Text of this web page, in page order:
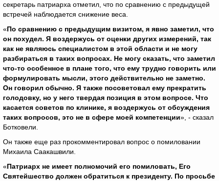
секретарь патриарха отметил, что по сравнению с предыдущей
встречей наблюдается снижение веса.
«По сравнению с предыдущим визитом, я явно заметил, что
он похудел. Я воздержусь от оценки других измерений, так
как не являюсь специалистом в этой области и не могу
разбираться в таких вопросах. Не могу сказать, что заметил
что-то особенное в плане того, что ему трудно говорить или
формулировать мысли, этого действительно не заметно.
Он говорил обычно. Я также посоветовал ему прекратить
голодовку, но у него твердая позиция в этом вопросе. Что
касается советов по клинике, я воздержусь от обсуждения
таких вопросов, это не в сфере моей компетенции», - сказал
Ботковели.
Он также еще раз прокомментировал вопрос о помиловании
Михаила Саакашвили.
«Патриарх не имеет полномочий его помиловать, Его
Святейшество должен обратиться к президенту. По просьбе